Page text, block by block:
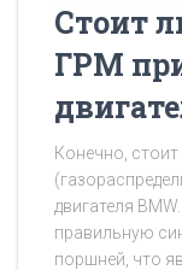
Стоит
ГРМ
Конечно,
двигателя
правильную
поршней, что